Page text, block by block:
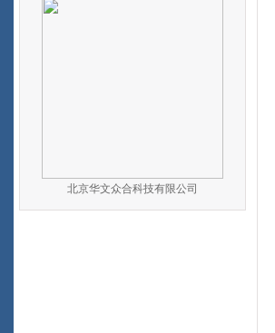
北京华文众合科技有限公司